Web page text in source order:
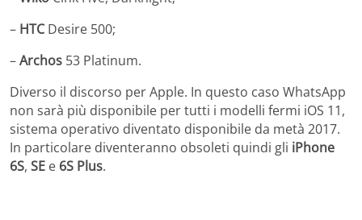
– HTCDesire 500;
–Archos 53 Platinum.
Diverso il discorso per Apple. In questo caso WhatsApp
non sarà più disponibile per tutti i modelli fermi iOS 11,
sistema operativo diventato disponibile da metà 2017.
In particolare diventeranno obsoleti quindi gli iPhone
6S, SE e 6S Plus.